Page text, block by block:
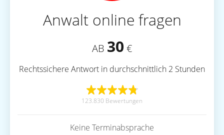
Anwalt online fragen
AB 30 €
Rechtssichere Antwort in durchschnittlich 2 Stunden
123.830 Bewertungen
Keine Terminabsprache